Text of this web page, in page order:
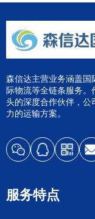
森信达主营业务涵盖
际物流等全链条服务。
头的深度合作伙伴，
力的运输方案。
服务特点